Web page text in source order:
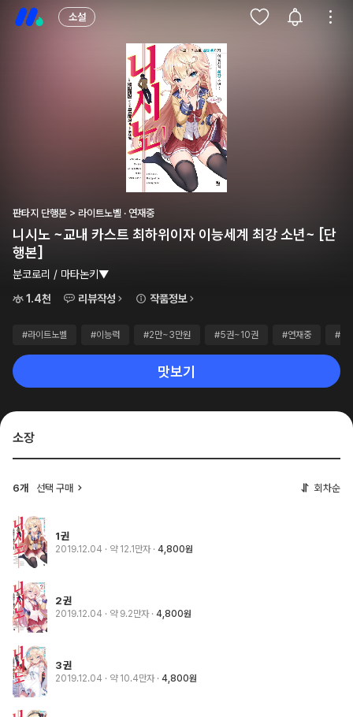
소설
판타지 단행본 > 라이트노벨 · 연재중
니시노 ~교내 카스트 최하위이자 이능세계 최강 소년~ [단
행본]
분코로리 / 마타논키▼
1.4천
리뷰작성 작품정보
#라이트노벨 #이능력 #2만~3만원 #5권~10권 #연재중 #단
맛보기
소장
6개 선택 구매 회차순
1권
2019.12.04 · 약 12.1만자 4,800원
2권
2019.12.04 · 약 9.2만자 4,800원
3권
2019.12.04 · 약 10.4만자 4,800원